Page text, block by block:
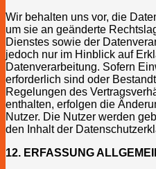
Wir behalten uns vor, die
um sie an geänderte
Dienstes sowie der
jedoch nur im Hinblick auf
Datenverarbeitung. Sofern
erforderlich sind oder
Regelungen des
enthalten, erfolgen die
Nutzer. Die Nutzer werden
den Inhalt der
12. ERFASSUNG